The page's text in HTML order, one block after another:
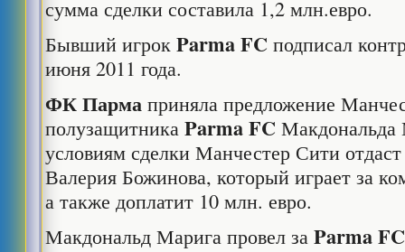
сумма сделки составила 1,2 млн.евро.
Бывший игрокParmaFC подписал
июня 2011 года.
ФК Парма приняла предложение
полузащитникаParmaFC Макдональда
условиям сделки Манчестер Сити
Валерия Божинова, который играет за
а также доплатит 10 млн. евро.
Макдональд Марига провел заParmaFC